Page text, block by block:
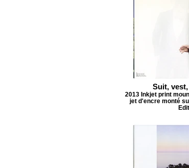
Suit,
2013 Inkjet print
jet d'encre monté